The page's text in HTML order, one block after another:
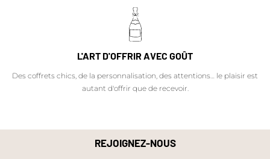
L'ART D'OFFRIR AVEC GOÛT
Des coffrets chics, de la personnalisation, des attentions… le plaisir est
autant d'offrir que de recevoir.
REJOIGNEZ-NOUS